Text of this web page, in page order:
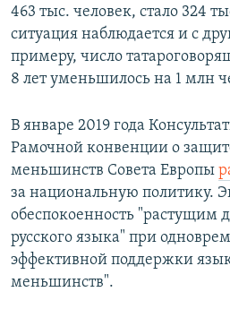
463 тыс. человек, стало 324
ситуация наблюдается и с
примеру, число
8 лет уменьшилось на 1 млн
В январе 2019 года
Рамочной конвенции о
меньшинств Совета Европы
за национальную политику.
обеспокоенность "растущим
русского языка" при
эффективной поддержки
меньшинств".